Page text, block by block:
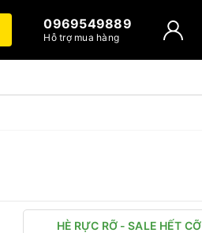
0969549889
Hỗ trợ mua hàng
HÈ RỰC RỠ - SALE HẾT CỠ